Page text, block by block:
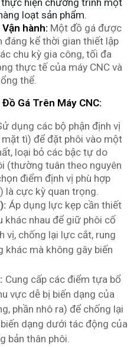
thực hiện chương trình một
loạt sản phẩm.
hành: Một đồ gá được
kể thời gian thiết lập
chu kỳ gia công, tối đa
thực tế của máy CNC và
thể.
Gá Trên Máy CNC:
dụng các bộ phận định vị
tì) để đặt phôi vào một
loại bỏ các bậc tự do
(thường tuân theo nguyên
điểm định vị phù hợp
là cực kỳ quan trọng.
Áp dụng lực kẹp cần thiết
khác nhau để giữ phôi cố
vị, chống lại lực cắt, rung
khác mà không gây biến
Cung cấp các điểm tựa bổ
vực dễ bị biến dạng của
phần nhô ra) để chống lại
dạng dưới tác động của
bản thân phôi.